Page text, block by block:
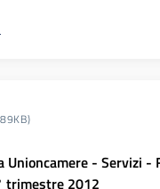
Unioncamere - Servizi -
trimestre 2012